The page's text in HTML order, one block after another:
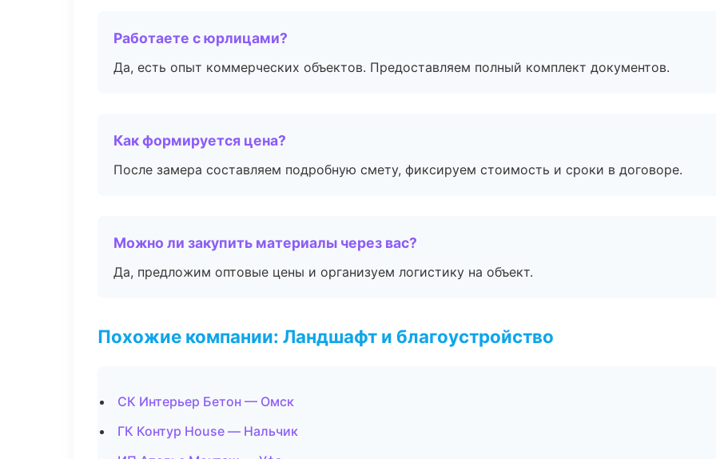
Работаете с юрлицами?
Да, есть опыт коммерческих объектов. Предоставляем полный комплект документов.
Как формируется цена?
После замера составляем подробную смету, фиксируем стоимость и сроки в договоре.
Можно ли закупить материалы через вас?
Да, предложим оптовые цены и организуем логистику на объект.
Похожие компании: Ландшафт и благоустройство
СК Интерьер Бетон — Омск
ГК Контур House — Нальчик